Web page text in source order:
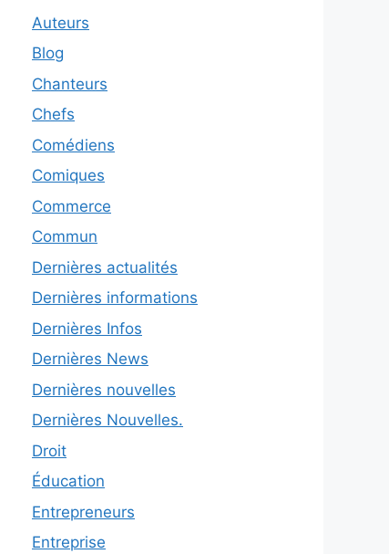
Auteurs
Blog
Chanteurs
Chefs
Comédiens
Comiques
Commerce
Commun
Dernières actualités
Dernières informations
Dernières Infos
Dernières News
Dernières nouvelles
Dernières Nouvelles.
Droit
Éducation
Entrepreneurs
Entreprise